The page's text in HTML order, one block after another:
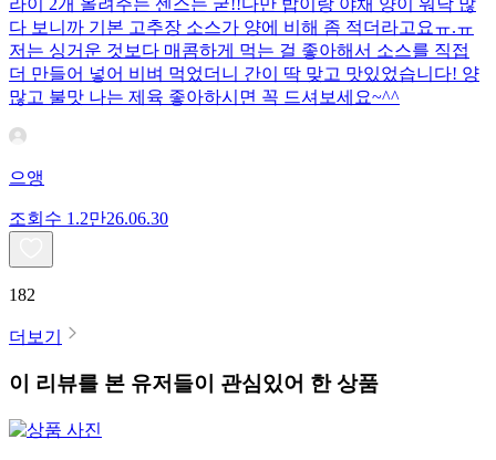
다 보니까 기본 고추장 소스가 양에 비해 좀 적더라고요ㅠ.ㅠ
저는 싱거운 것보다 매콤하게 먹는 걸 좋아해서 소스를 직접
더 만들어 넣어 비벼 먹었더니 간이 딱 맞고 맛있었습니다! 양
많고 불맛 나는 제육 좋아하시면 꼭 드셔보세요~^^
으앵
조회수 1.2만26.06.30
182
더보기
이 리뷰를 본 유저들이 관심있어 한 상품